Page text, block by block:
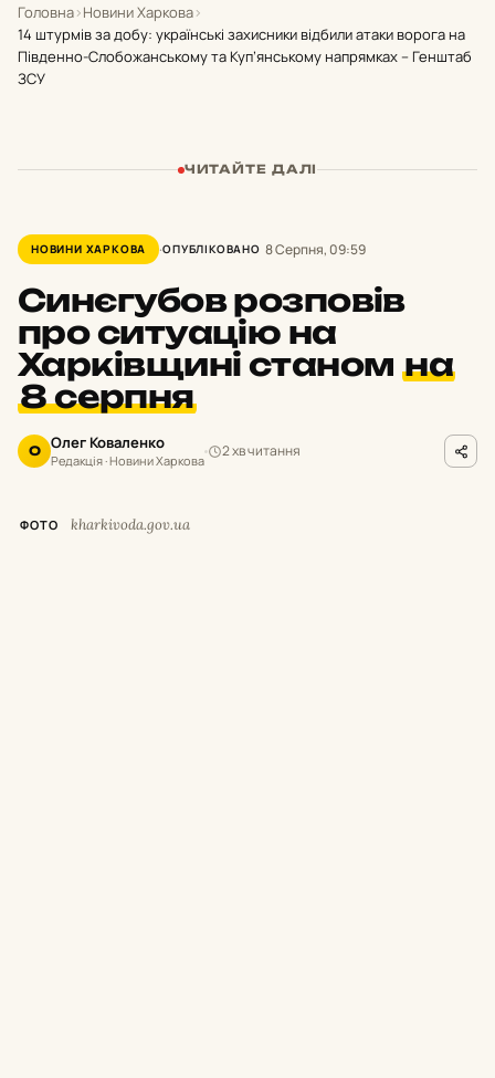
Головна›Новини Харкова›
14 штурмів за добу: українські захисники відбили атаки ворога на
Південно-Слобожанському та Куп’янському напрямках – Генштаб
ЗСУ
ЧИТАЙТЕ ДАЛІ
НОВИНИ ХАРКОВА ОПУБЛІКОВАНО 8 Серпня, 09:59
Синєгубов розповів
про ситуацію на
Харківщині станом на
8 серпня
О Олег Коваленко
Редакція · Новини Харкова
2 хв читання
ФОТО kharkivoda.gov.ua